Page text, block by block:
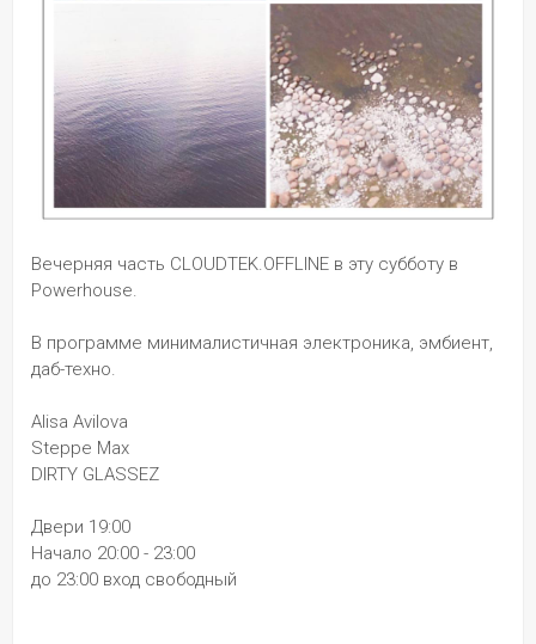
Вечерняя часть CLOUDTEK.OFFLINE в эту субботу в
Powerhouse.
В программе минималистичная электроника, эмбиент,
даб-техно.
Alisa Avilova
Steppe Max
DIRTY GLASSEZ
Двери 19:00
Начало 20:00 - 23:00
до 23:00 вход свободный